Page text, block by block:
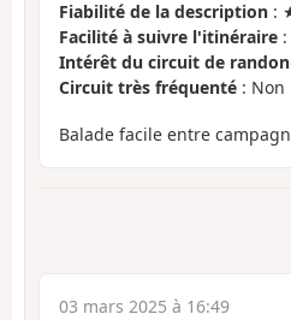
Fiabilité de la description :
Facilité à suivre l'itinéraire
Intérêt du circuit de
Circuit très fréquenté : Non
Balade facile entre
03 mars 2025 à 16:49